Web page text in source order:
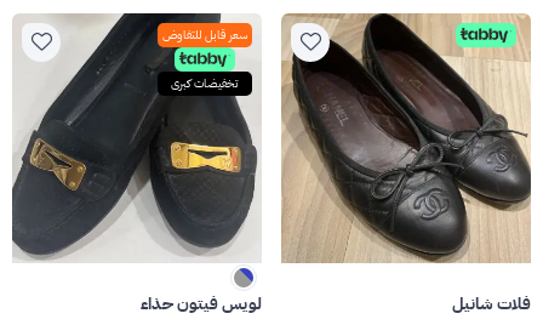
فلات شانيل
سعر قابل للتفاوض
تخفيضات كبرى
لويس فيتون حذاء